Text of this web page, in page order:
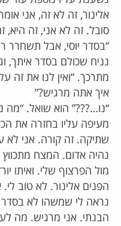
אלינור, זה לא זה, אני
סובל. זה לא אני, זה היא,
“בסדר יוסי, אבל תשחרר
נניח שכולם בסדר איתך,
מתרכך. “ואין לנו את זה
איך אתה מרגיש?”
“נו…???” הוא שואל. “מה
מעיפה עליו בחזרה את
שתיקה. זה קורה. אני לא
נהיה אדום. המצח
מול הפרצוף שלי. ואיתו
הפנים אלינור. לא טוב לי.
נראה לי שמשהו לא בסדר
הבנתי. אני מרגיש. מה